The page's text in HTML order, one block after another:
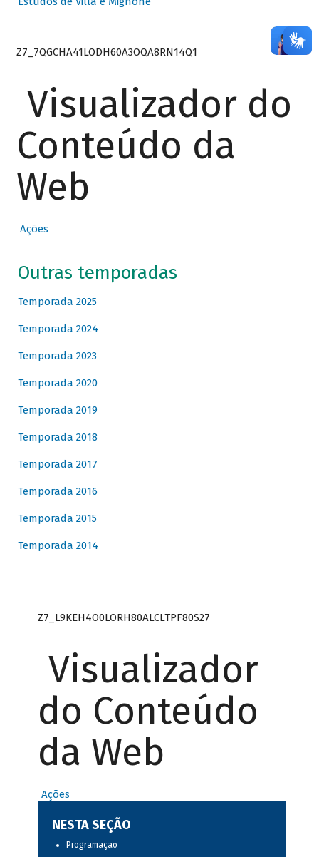
Z7_7QGCHA41LODH60A3OQA8RN14Q1
Visualizador do
Conteúdo da
Web
Ações
Outras temporadas
Temporada 2025
Temporada 2024
Temporada 2023
Temporada 2020
Temporada 2019
Temporada 2018
Temporada 2017
Temporada 2016
Temporada 2015
Temporada 2014
Z7_L9KEH4O0LORH80ALCLTPF80S27
Visualizador
do Conteúdo
da Web
Ações
NESTA SEÇÃO
Programação